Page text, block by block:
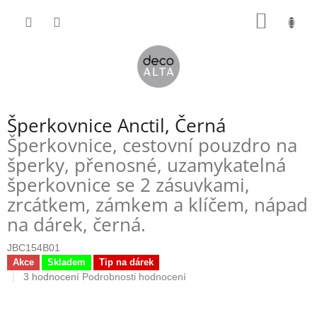
Šperkovnice Anctil, Černá
Šperkovnice, cestovní pouzdro na
šperky, přenosné, uzamykatelná
šperkovnice se 2 zásuvkami,
zrcátkem, zámkem a klíčem, nápad
na dárek, černá.
JBC154B01
Akce Skladem Tip na dárek
Průměrné
3 hodnocení Podrobnosti hodnocení